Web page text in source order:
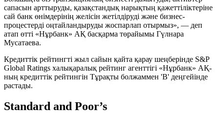
сапасын арттыруды, қазақстандық нарықтың қажеттіліктеріне
сай банк өнімдерінің желісін жетілдіруді және бизнес-
процестерді оңтайландыруды жоспарлап отырмыз», — деп
атап өтті «Нұрбанк» АҚ басқарма төрайымы Гүлнара
Мусатаева.
Кредиттік рейтингті жыл сайын қайта қарау шеңберінде S&P
Global Ratings халықаралық рейтинг агенттігі «Нұрбанк» АҚ-
ның кредиттік рейтингін Тұрақты болжаммен 'B' деңгейінде
растады.
Standard and Poor’s